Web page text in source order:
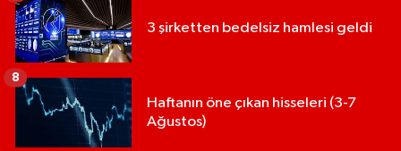
3 şirketten bedelsiz hamlesi geldi
Haftanın öne çıkan hisseleri (3-7
Ağustos)
8